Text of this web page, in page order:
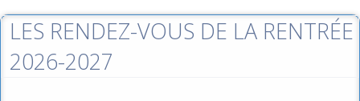
LES RENDEZ-VOUS DE LA RENTRÉE
2026-2027